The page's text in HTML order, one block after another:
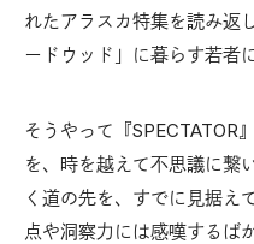
れたアラスカ特集を読み返
ードウッド」に暮らす若者
そうやって『SPECTATOR
を、時を越えて不思議に繋
く道の先を、すでに見据え
点や洞察力には感嘆するば